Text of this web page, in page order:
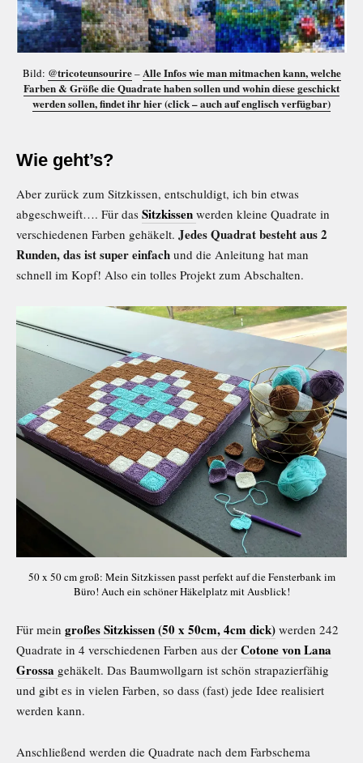
Bild: @tricoteunsourire–Alle Infos wie man mitmachen kann, welche
Farben & Größe die Quadrate haben sollen und wohin diese geschickt
werden sollen, findet ihr hier (click – auch auf englisch verfügbar)
Wie geht’s?
Aber zurück zum Sitzkissen, entschuldigt, ich bin etwas
abgeschweift…. Für das Sitzkissen werden kleine Quadrate in
verschiedenen Farben gehäkelt. Jedes Quadrat besteht aus 2
Runden, das ist super einfach und die Anleitung hat man
schnell im Kopf! Also ein tolles Projekt zum Abschalten.
50 x 50 cm groß: Mein Sitzkissen passt perfekt auf die Fensterbank im
Büro! Auch ein schöner Häkelplatz mit Ausblick!
Für mein großes Sitzkissen (50 x 50cm, 4cm dick) werden 242
Quadrate in 4 verschiedenen Farben aus der Cotone von Lana
Grossa gehäkelt. Das Baumwollgarn ist schön strapazierfähig
und gibt es in vielen Farben, so dass (fast) jede Idee realisiert
werden kann.
Anschließend werden die Quadrate nach dem Farbschema